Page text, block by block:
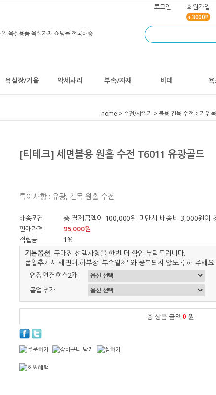
로그인 회원가입
+3000P
욕실장/거울 악세사리 부속/자재 비데 욕
home >수전/샤워기 >볼용 긴목 수전 > 거위목
[티테크] 세면볼용 원홀 수전 T6011 유광골드
특이사항 : 유광, 긴목 원홀 수전
배송조건
총 결제금액이 100,000원 미만시 배송비 3,000원이
판매가격
95,000원
적립금
1%
기본옵션 구매전 선택사항을 한번 더 확인 부탁드립니다.
폽업추가시 세면대,하부장 '부속일체' 와 중복되지 않도록 해 주세요
연장연결호스2개
폽업추가
총 상품 금액 0 원